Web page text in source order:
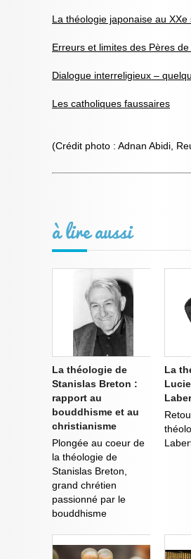
La théologie japonaise au XXe
Erreurs et limites des Pères de
Dialogue interreligieux –
Les catholiques faussaires
(Crédit photo : Adnan Abidi,
à lire aussi
La théologie de
Stanislas Breton :
rapport au
bouddhisme et au
christianisme
Plongée au coeur de
la théologie de
Stanislas Breton,
grand chrétien
passionné par le
bouddhisme
La